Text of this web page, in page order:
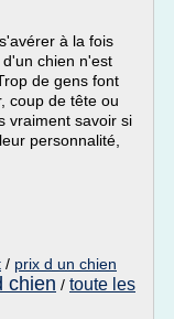
à la fois
chien n'est
de gens font
coup de tête ou
vraiment savoir si
personnalité,
/ prix d un chien
chien / toute les